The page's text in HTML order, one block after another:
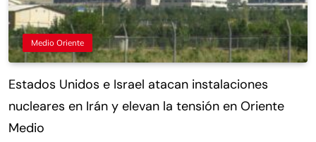
Medio Oriente
Estados Unidos e Israel atacan instalaciones
nucleares en Irán y elevan la tensión en Oriente
Medio